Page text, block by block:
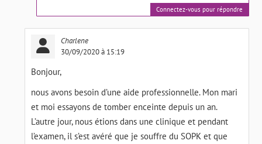
Connectez-vous pour répondre
Charlene
30/09/2020 à 15:19
Bonjour,
nous avons besoin d’une aide professionnelle. Mon mari
et moi essayons de tomber enceinte depuis un an.
L’autre jour, nous étions dans une clinique et pendant
l’examen, il s’est avéré que je souffre du SOPK et que